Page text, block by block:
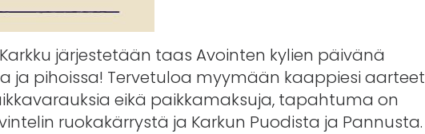
järjestetään taas Avointen kylien päivänä
ja pihoissa! Tervetuloa myymään kaappiesi aarteet
eikä paikkamaksuja, tapahtuma on
ruokakärrystä ja Karkun Puodista ja Pannusta.